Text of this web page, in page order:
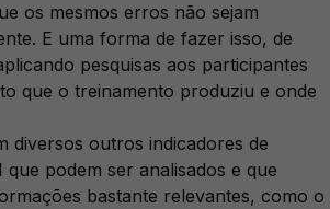
os mesmos erros não sejam
E uma forma de fazer isso, de
pesquisas aos participantes
que o treinamento produziu e onde
diversos outros indicadores de
que podem ser analisados e que
bastante relevantes, como o